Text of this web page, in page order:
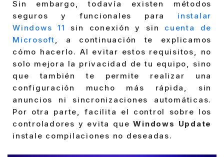
Sin embargo, todavía existen métodos
seguros y funcionales para instalar
Windows 11
sin conexión y sin cuenta de
Microsoft, a continuación te explicamos
cómo hacerlo. Al evitar estos requisitos, no
solo mejora la privacidad de tu equipo, sino
que también te permite realizar una
configuración mucho más rápida, sin
anuncios ni sincronizaciones automáticas.
Por otra parte, facilita el control sobre los
controladores y evita queWindows Update
instale compilaciones no deseadas.